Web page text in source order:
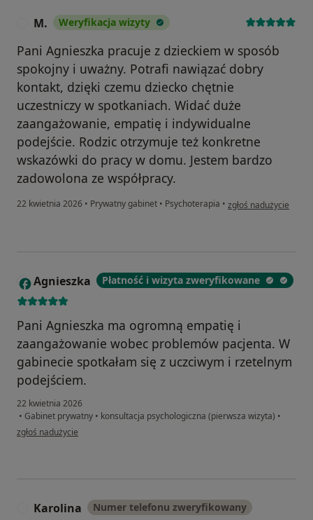
M. Weryfikacja wizyty
Pani Agnieszka pracuje z dzieckiem w sposób
spokojny i uważny. Potrafi nawiązać dobry
kontakt, dzięki czemu dziecko chętnie
uczestniczy w spotkaniach. Widać duże
zaangażowanie, empatię i indywidualne
podejście. Rodzic otrzymuje też konkretne
wskazówki do pracy w domu. Jestem bardzo
zadowolona ze współpracy.
22 kwietnia 2026 • Prywatny gabinet • Psychoterapia • w opinii użytkownika
zgłoś nadużycie
A Agnieszka Płatność i wizyta zweryfikowane
Pani Agnieszka ma ogromną empatię i
zaangażowanie wobec problemów pacjenta. W
gabinecie spotkałam się z uczciwym i rzetelnym
podejściem.
22 kwietnia 2026
• Gabinet prywatny • konsultacja psychologiczna (pierwsza wizyta) •
w opinii użytkownika Agnieszka
zgłoś nadużycie
Karolina Numer telefonu zweryfikowany